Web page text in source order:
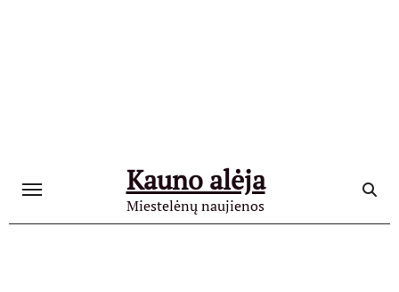
Kauno alėja
Miestelėnų naujienos